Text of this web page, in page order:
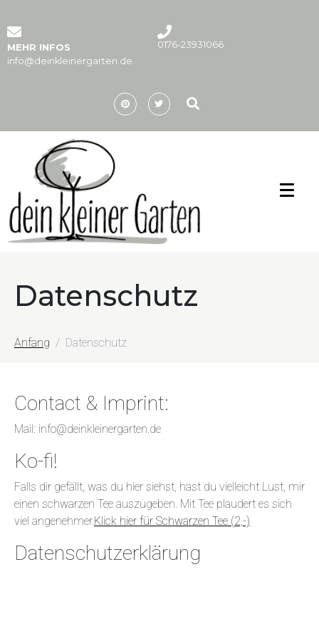
MEHR INFOS
info@deinkleinergarten.de
0176-23931066
Datenschutz
Anfang Datenschutz
Contact & Imprint:
Mail: info@deinkleinergarten.de
Ko-fi!
Falls dir gefällt, was du hier siehst, hast du vielleicht Lust, mir
einen schwarzen Tee auszugeben. Mit Tee plaudert es sich
viel angenehmer.Klick hier für Schwarzen Tee (2,-)
Datenschutzerklärung